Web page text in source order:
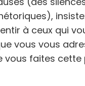
à ceux qui
vous vous
vous faites